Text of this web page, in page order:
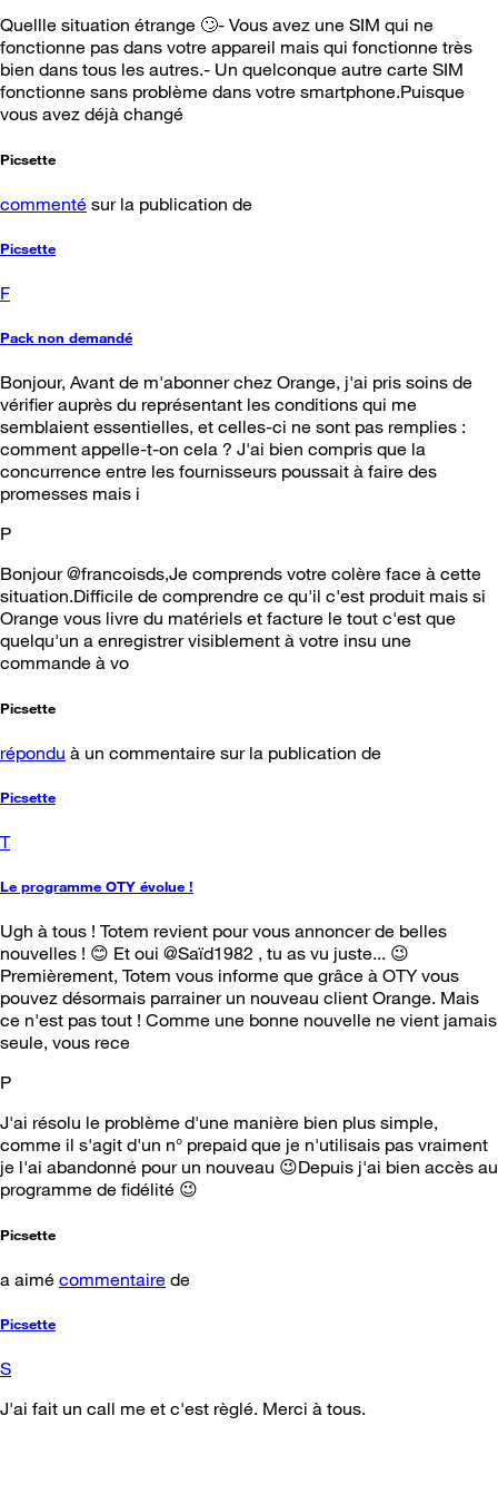
Quellle situation étrange 🙄- Vous avez une SIM qui ne
fonctionne pas dans votre appareil mais qui fonctionne très
bien dans tous les autres.- Un quelconque autre carte SIM
fonctionne sans problème dans votre smartphone.Puisque
vous avez déjà changé
Picsette
commenté sur la publication de
Picsette
F
Pack non demandé
Bonjour, Avant de m'abonner chez Orange, j'ai pris soins de
vérifier auprès du représentant les conditions qui me
semblaient essentielles, et celles-ci ne sont pas remplies :
comment appelle-t-on cela ? J'ai bien compris que la
concurrence entre les fournisseurs poussait à faire des
promesses mais i
P
Bonjour @francoisds,Je comprends votre colère face à cette
situation.Difficile de comprendre ce qu'il c'est produit mais si
Orange vous livre du matériels et facture le tout c'est que
quelqu'un a enregistrer visiblement à votre insu une
commande à vo
Picsette
répondu à un commentaire sur la publication de
Picsette
T
Le programme OTY évolue !
Ugh à tous ! Totem revient pour vous annoncer de belles
nouvelles ! 😊 Et oui @Saïd1982 , tu as vu juste... 😉
Premièrement, Totem vous informe que grâce à OTY vous
pouvez désormais parrainer un nouveau client Orange. Mais
ce n'est pas tout ! Comme une bonne nouvelle ne vient jamais
seule, vous rece
P
J'ai résolu le problème d'une manière bien plus simple,
comme il s'agit d'un n° prepaid que je n'utilisais pas vraiment
je l'ai abandonné pour un nouveau 😉Depuis j'ai bien accès au
programme de fidélité 😉
Picsette
a aimé commentaire de
Picsette
S
J'ai fait un call me et c'est règlé. Merci à tous.